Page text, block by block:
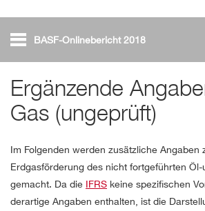
BASF-Onlinebericht 2018
Öl und Gas
Übersicht
Ergänzende
Gas (ungeprüft)
Im Folgenden werden zusätzliche Angaben
Erdgasförderung des nicht fortgeführten
gemacht. Da die IFRS keine spezifischen
derartige Angaben enthalten, ist die